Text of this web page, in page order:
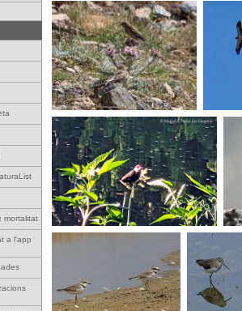
mortalitat
a l'app